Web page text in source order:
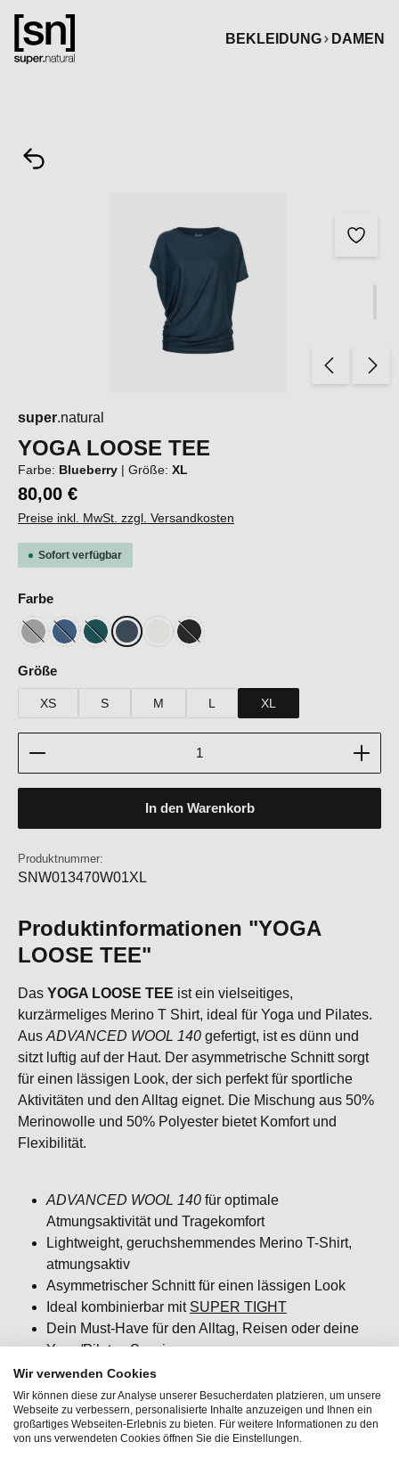
springen
BEKLEIDUNG
DAMEN
super.natural
YOGA LOOSE TEE
Farbe: Blueberry | Größe: XL
80,00 €
Preise inkl. MwSt. zzgl. Versandkosten
Sofort verfügbar
Farbeauswählen
Cashmere Grey Melange
(Diese Option ist zurzeit nicht verfügbar.)
Ocean Blue
(Diese Option ist zurzeit nicht verfügbar.)
Pacific
(Diese Option ist zurzeit nicht verfügbar.)
BlueberryFresh White
Jet Black
(Diese Option ist zurzeit nicht verfügbar.)
Größeauswählen
XS S M L XL
Produkt Anzahl: Gib den gewünschten Wert ein
In den Warenkorb
Produktnummer:
SNW013470W01XL
Produktinformationen "YOGA
LOOSE TEE"
Das YOGA LOOSE TEE ist ein vielseitiges,
kurzärmeliges Merino T Shirt, ideal für Yoga und Pilates.
Aus ADVANCED WOOL 140 gefertigt, ist es dünn und
sitzt luftig auf der Haut. Der asymmetrische Schnitt sorgt
für einen lässigen Look, der sich perfekt für sportliche
Aktivitäten und den Alltag eignet. Die Mischung aus 50%
Merinowolle und 50% Polyester bietet Komfort und
Flexibilität.
ADVANCED WOOL 140 für optimale
Atmungsaktivität und Tragekomfort
Lightweight, geruchshemmendes Merino T-Shirt,
atmungsaktiv
Asymmetrischer Schnitt für einen lässigen Look
Ideal kombinierbar mit SUPER TIGHT
Dein Must-Have für den Alltag, Reisen oder deine
Yoga/Pilates Session
Aktivitäten:
Fitness & Running, Lifestyle, Reisen,
Wir verwenden Cookies
Wir können diese zur Analyse unserer Besucherdaten platzieren, um unsere
Webseite zu verbessern, personalisierte Inhalte anzuzeigen und Ihnen ein
großartiges Webseiten-Erlebnis zu bieten. Für weitere Informationen zu den
von uns verwendeten Cookies öffnen Sie die Einstellungen.